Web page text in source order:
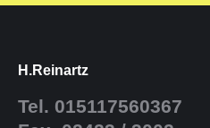
H.Reinartz
Tel. 015117560367